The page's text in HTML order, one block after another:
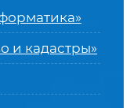
и кадастры»